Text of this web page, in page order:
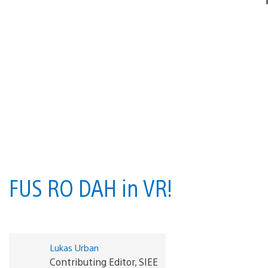
FUS RO DAH in VR!
Lukas Urban
Contributing Editor, SIEE